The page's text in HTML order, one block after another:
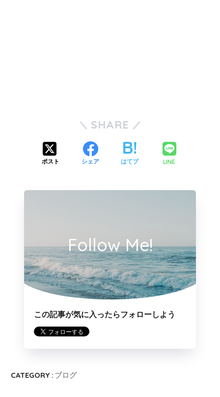
SHARE
ポスト シェア はてブ LINE
Follow Me!
この記事が気に入ったらフォローしよう
CATEGORY : ブログ